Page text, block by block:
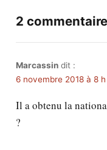
2
Marcassin dit :
6 novembre 2018 à 8 h
Il a obtenu la
?